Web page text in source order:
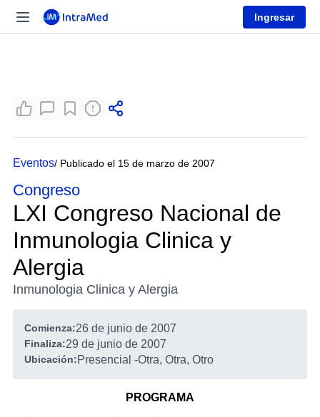
Ingresar
Eventos/ Publicado el 15 de marzo de 2007
Congreso
LXI Congreso Nacional de
Inmunologia Clinica y
Alergia
Inmunologia Clinica y Alergia
Comienza:26 de junio de 2007
Finaliza:29 de junio de 2007
Ubicación:Presencial -Otra, Otra, Otro
PROGRAMA